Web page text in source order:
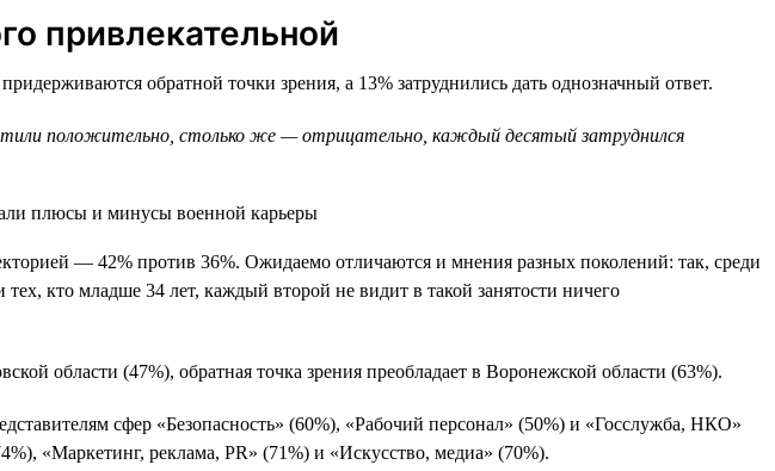
привлекательной
обратной точки зрения, а 13% затруднились дать однозначный ответ.
положительно, столько же — отрицательно, каждый десятый затруднился
— 42% против 36%. Ожидаемо отличаются и мнения разных поколений: так, среди
кто младше 34 лет, каждый второй не видит в такой занятости ничего
области (47%), обратная точка зрения преобладает в Воронежской области (63%).
сфер «Безопасность» (60%), «Рабочий персонал» (50%) и «Госслужба, НКО»
«Маркетинг, реклама, PR» (71%) и «Искусство, медиа» (70%).